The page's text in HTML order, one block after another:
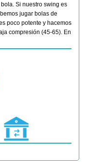
Si nuestro swing es
jugar bolas de
poco potente y hacemos
compresión (45-65). En